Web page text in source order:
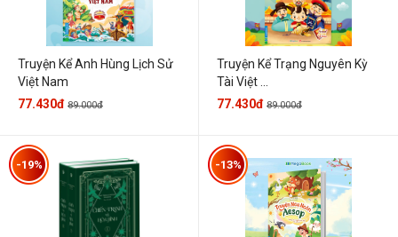
Truyện Kể Anh Hùng Lịch Sử
Việt Nam
77.430đ 89.000đ
Truyện Kể Trạng Nguyên Kỳ
Tài Việt ...
77.430đ 89.000đ
-19% -13%